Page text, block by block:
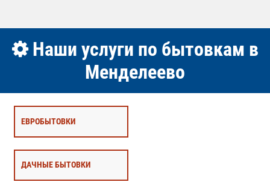
Наши услуги по бытовкам в
Менделеево
ЕВРОБЫТОВКИ
ДАЧНЫЕ БЫТОВКИ